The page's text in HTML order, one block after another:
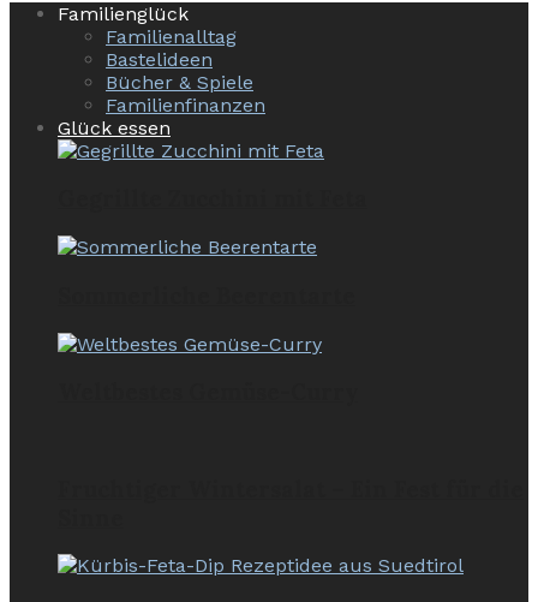
Familienglück
Familienalltag
Bastelideen
Bücher & Spiele
Familienfinanzen
Glück essen